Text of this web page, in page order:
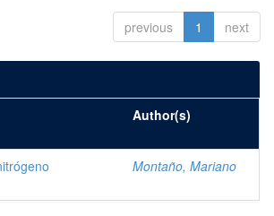
previous 1 next
Author(s)
Montaño, Mariano